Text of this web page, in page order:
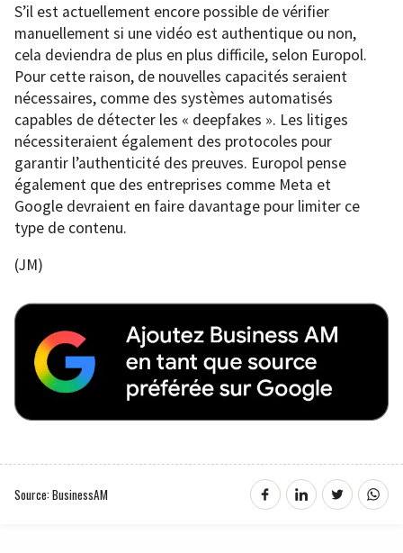
S’il est actuellement encore possible de vérifier
manuellement si une vidéo est authentique ou non,
cela deviendra de plus en plus difficile, selon Europol.
Pour cette raison, de nouvelles capacités seraient
nécessaires, comme des systèmes automatisés
capables de détecter les « deepfakes ». Les litiges
nécessiteraient également des protocoles pour
garantir l’authenticité des preuves. Europol pense
également que des entreprises comme Meta et
Google devraient en faire davantage pour limiter ce
type de contenu.
(JM)
Source: BusinessAM